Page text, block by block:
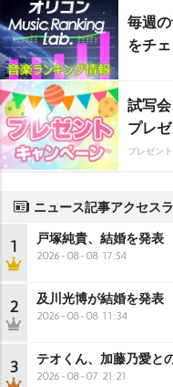
毎週
をチ
試写
プレ
プレゼン
ニュース記事アクセス
1 戸塚純貴、結婚を発表
2026-08-08 17:54
2 及川光博が結婚を発表
2026-08-08 11:34
3 テオくん、加藤乃愛と
2026-08-07 21:21